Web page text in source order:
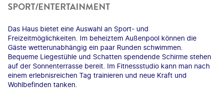
SPORT/ENTERTAINMENT
Das Haus bietet eine Auswahl an Sport- und
Freizeitmöglichkeiten. Im beheiztem Außenpool können die
Gäste wetterunabhängig ein paar Runden schwimmen.
Bequeme Liegestühle und Schatten spendende Schirme stehen
auf der Sonnenterrasse bereit. Im Fitnessstudio kann man nach
einem erlebnisreichen Tag trainieren und neue Kraft und
Wohlbefinden tanken.